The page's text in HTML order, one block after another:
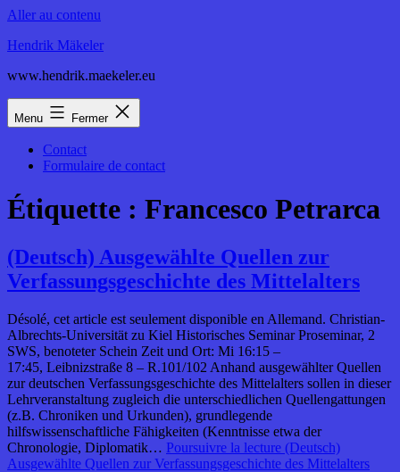
Aller au contenu
Hendrik Mäkeler
www.hendrik.maekeler.eu
Menu Fermer
Contact
Formulaire de contact
Étiquette : Francesco Petrarca
(Deutsch) Ausgewählte Quellen zur
Verfassungsgeschichte des Mittelalters
Désolé, cet article est seulement disponible en Allemand. Christian-
Albrechts-Universität zu Kiel Historisches Seminar Proseminar, 2
SWS, benoteter Schein Zeit und Ort: Mi 16:15 –
17:45, Leibnizstraße 8 – R.101/102 Anhand ausgewählter Quellen
zur deutschen Verfassungsgeschichte des Mittelalters sollen in dieser
Lehrveranstaltung zugleich die unterschiedlichen Quellengattungen
(z.B. Chroniken und Urkunden), grundlegende
hilfswissenschaftliche Fähigkeiten (Kenntnisse etwa der
Chronologie, Diplomatik… Poursuivre la lecture (Deutsch)
Ausgewählte Quellen zur Verfassungsgeschichte des Mittelalters